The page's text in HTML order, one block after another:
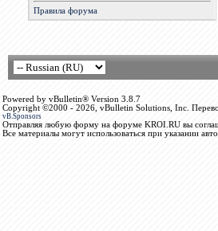
Правила форума
Powered by vBulletin® Version 3.8.7
Copyright ©2000 - 2026, vBulletin Solutions, Inc.
vB.Sponsors
Отправляя любую форму на форуме KROI.RU вы
Все материалы могут использоваться при указании